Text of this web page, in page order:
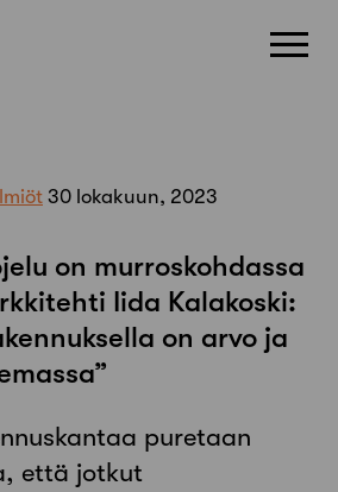
Ilmiöt 30 lokakuun, 2023
on murroskohdassa
Iida Kalakoski:
on arvo ja
puretaan
että jotkut